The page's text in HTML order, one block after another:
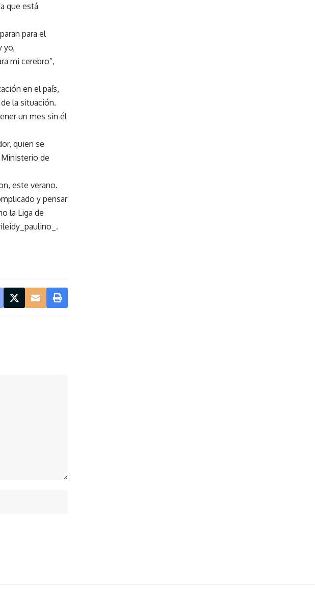
que está
para el
yo,
mi cerebro”,
en el país,
la situación.
un mes sin él
quien se
de
este verano.
y pensar
la Liga de